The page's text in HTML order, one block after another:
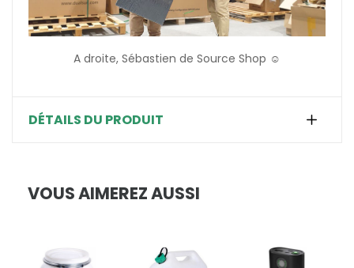
A droite, Sébastien de Source Shop ☺️
DÉTAILS DU PRODUIT
VOUS AIMEREZ AUSSI